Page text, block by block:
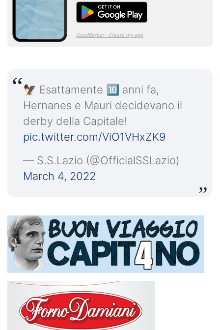
🦅 Esattamente 🔟 anni fa,
Hernanes e Mauri decidevano il
derby della Capitale!
pic.twitter.com/ViO1VHxZK9
— S.S.Lazio (@OfficialSSLazio)
March 4, 2022